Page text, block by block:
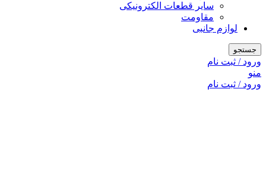
سایر قطعات الکترونیکی
مقاومت
لوازم جانبی
جستجو
ورود / ثبت نام
منو
ورود / ثبت نام